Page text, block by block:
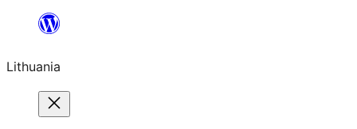
turinio
Lithuania